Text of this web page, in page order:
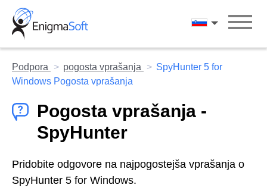
Skip
content
Slovenščina
Podpora pogosta vprašanja
SpyHunter 5 for
Windows Pogosta vprašanja
Pogosta vprašanja -
SpyHunter
Pridobite odgovore na najpogostejša vprašanja o
SpyHunter 5 for Windows.